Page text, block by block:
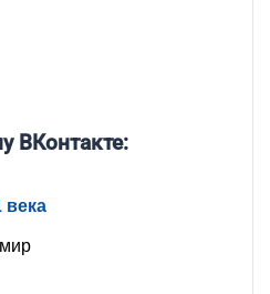
ВКонтакте:
века